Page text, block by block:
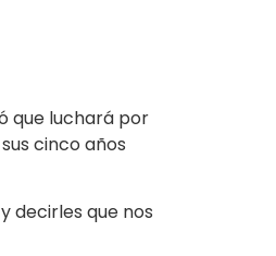
que luchará por
cinco años
decirles que nos